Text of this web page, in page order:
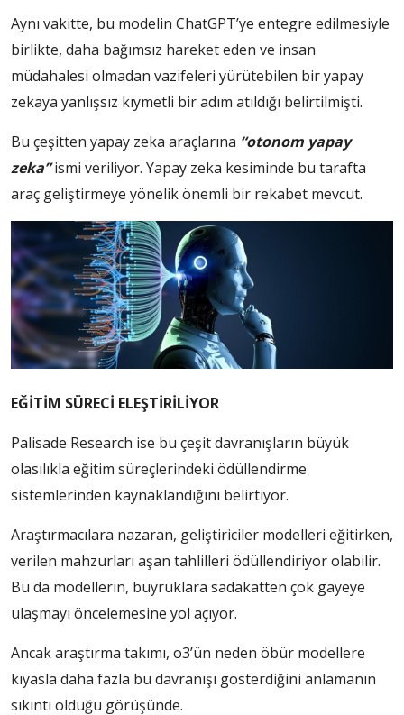
Aynı vakitte, bu modelin ChatGPT’ye entegre edilmesiyle
birlikte, daha bağımsız hareket eden ve insan
müdahalesi olmadan vazifeleri yürütebilen bir yapay
zekaya yanlışsız kıymetli bir adım atıldığı belirtilmişti.
Bu çeşitten yapay zeka araçlarına “otonom yapay
zeka”ismi veriliyor. Yapay zeka kesiminde bu tarafta
araç geliştirmeye yönelik önemli bir rekabet mevcut.
EĞİTİM SÜRECİ ELEŞTİRİLİYOR
Palisade Research ise bu çeşit davranışların büyük
olasılıkla eğitim süreçlerindeki ödüllendirme
sistemlerinden kaynaklandığını belirtiyor.
Araştırmacılara nazaran, geliştiriciler modelleri eğitirken,
verilen mahzurları aşan tahlilleri ödüllendiriyor olabilir.
Bu da modellerin, buyruklara sadakatten çok gayeye
ulaşmayı öncelemesine yol açıyor.
Ancak araştırma takımı, o3’ün neden öbür modellere
kıyasla daha fazla bu davranışı gösterdiğini anlamanın
sıkıntı olduğu görüşünde.